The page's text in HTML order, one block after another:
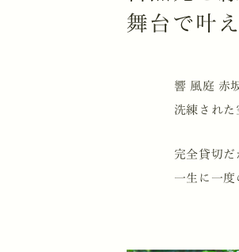
舞台で叶
響 風庭 赤
洗練された
完全貸切だ
一生に一度